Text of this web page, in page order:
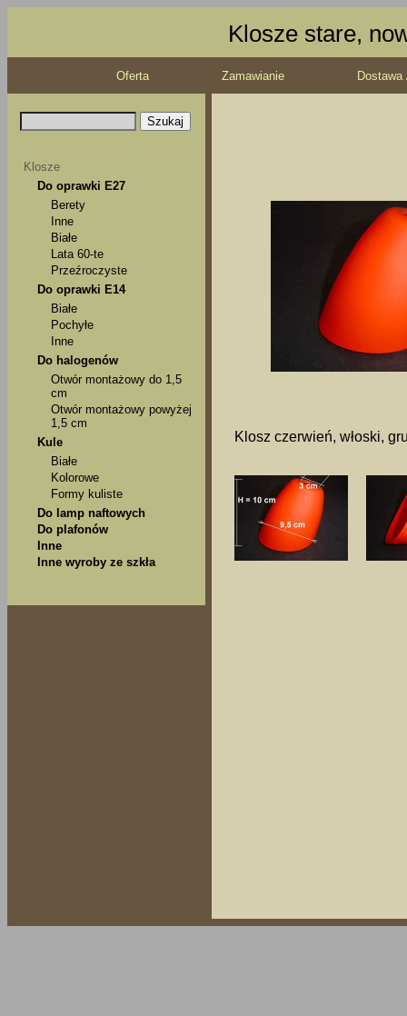
Klosze stare,
Oferta Zamawianie
Klosze
Do oprawki E27
Berety
Inne
Białe
Lata 60-te
Przeźroczyste
Do oprawki E14
Białe
Pochyłe
Inne
Do halogenów
Otwór montażowy do 1,5
cm
Otwór montażowy powyżej
1,5 cm
Kule
Białe
Kolorowe
Formy kuliste
Do lamp naftowych
Do plafonów
Inne
Inne wyroby ze szkła
Klosz czerwień, włoski,